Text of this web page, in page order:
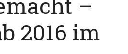
2016 im